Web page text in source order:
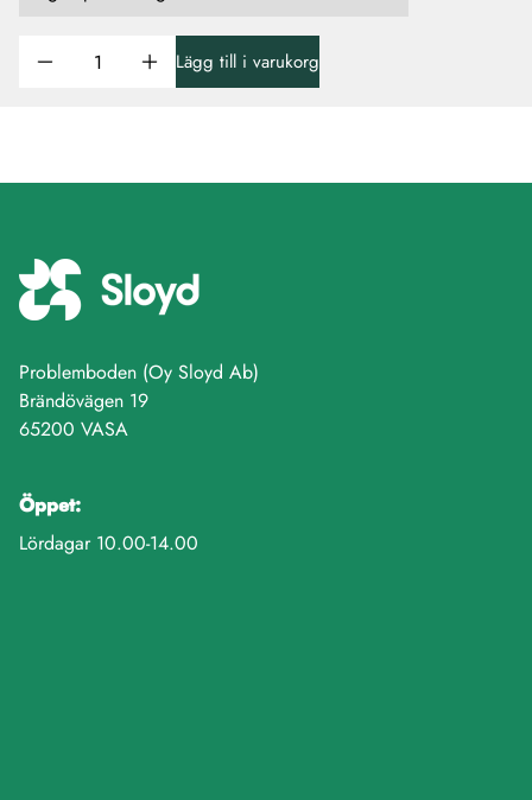
Lägg till i varukorg
Problemboden (Oy Sloyd Ab)
Brändövägen 19
65200 VASA
Öppet:
Lördagar 10.00-14.00